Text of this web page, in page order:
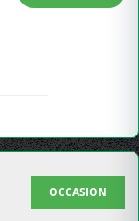
OCCASION